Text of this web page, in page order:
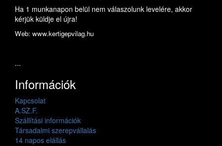
Ha 1 munkanapon belül nem válaszolunk levelére, akkor
kérjük küldje el újra!
Web: www.kertigepvilag.hu
...
Információk
Kapcsolat
A.SZ.F.
Szállítási információk
Társadalmi szerepvállalás
14 napos elállás